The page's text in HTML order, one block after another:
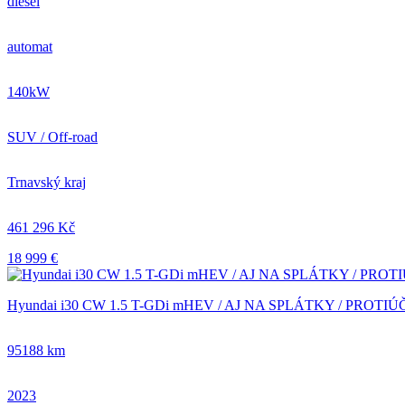
automat
140kW
SUV / Off-road
Trnavský kraj
461 296 Kč
18 999 €
Hyundai i30 CW 1.5 T-GDi mHEV / AJ NA SPLÁTKY /
95188 km
2023